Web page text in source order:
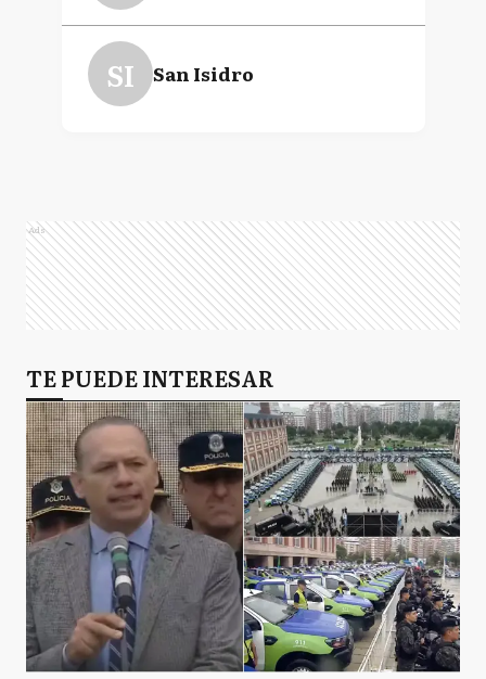
SI San Isidro
Ads
TE PUEDE INTERESAR